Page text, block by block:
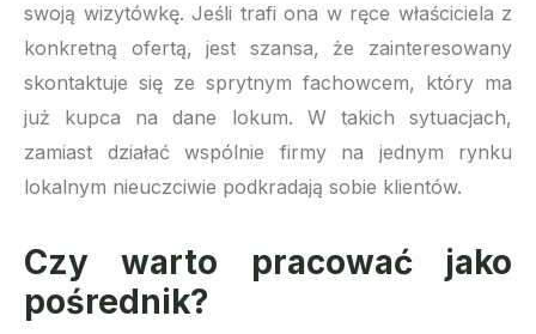
swoją wizytówkę. Jeśli trafi ona w ręce właściciela z
konkretną ofertą, jest szansa, że zainteresowany
skontaktuje się ze sprytnym fachowcem, który ma
już kupca na dane lokum. W takich sytuacjach,
zamiast działać wspólnie firmy na jednym rynku
lokalnym nieuczciwie podkradają sobie klientów.
Czy warto pracować jako
pośrednik?